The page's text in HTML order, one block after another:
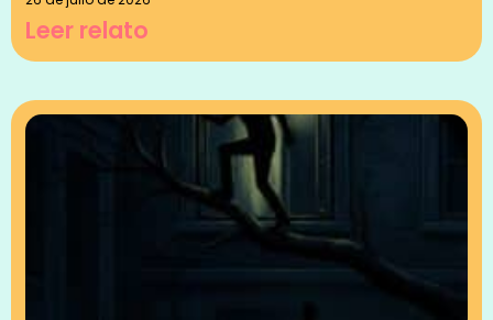
Leer relato